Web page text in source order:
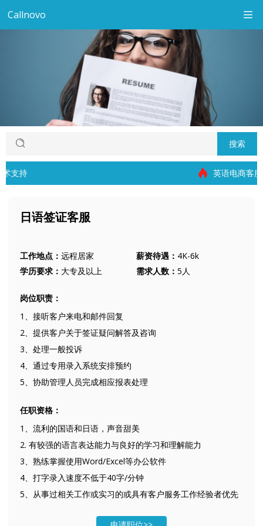
Callnovo
搜索
日语签证客服
工作地点： 远程居家 薪资待遇： 4K-6k
学历要求： 大专及以上 需求人数： 5人
岗位职责：
1、接听客户来电和邮件回复
2、提供客户关于签证疑问解答及咨询
3、处理一般投诉
4、通过专用录入系统安排预约
5、协助管理人员完成相应报表处理
任职资格：
1、流利的国语和日语，声音甜美
2. 有较强的语言表达能力与良好的学习和理解能力
3、熟练掌握使用Word/Excel等办公软件
4、打字录入速度不低于40字/分钟​​
5、从事过相关工作或实习的或具有客户服务工作经验者优先